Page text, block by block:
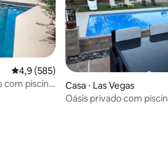
4,9 de uma avaliação média de 5,
4,9 (585)
com piscina
Casa ⋅ Las Vegas
Oásis privado com